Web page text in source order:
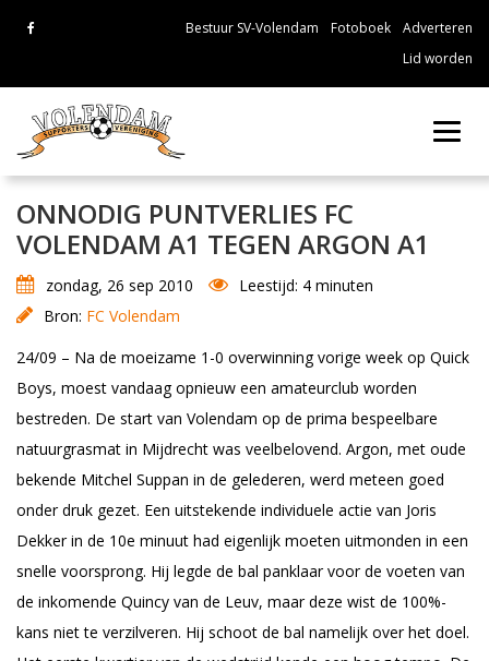
Bestuur SV-Volendam Fotoboek
Adverteren
Lid worden
ONNODIG PUNTVERLIES FC
VOLENDAM A1 TEGEN ARGON A1
zondag, 26 sep 2010
Leestijd: 4 minuten
Bron: FC Volendam
24/09 – Na de moeizame 1-0 overwinning vorige week op Quick
Boys, moest vandaag opnieuw een amateurclub worden
bestreden. De start van Volendam op de prima bespeelbare
natuurgrasmat in Mijdrecht was veelbelovend. Argon, met oude
bekende Mitchel Suppan in de gelederen, werd meteen goed
onder druk gezet. Een uitstekende individuele actie van Joris
Dekker in de 10e minuut had eigenlijk moeten uitmonden in een
snelle voorsprong. Hij legde de bal panklaar voor de voeten van
de inkomende Quincy van de Leuv, maar deze wist de 100%-
kans niet te verzilveren. Hij schoot de bal namelijk over het doel.